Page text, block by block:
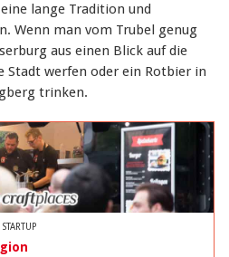
lange Tradition und
Wenn man vom Trubel genug
aus einen Blick auf die
Stadt werfen oder ein Rotbier in
trinken.